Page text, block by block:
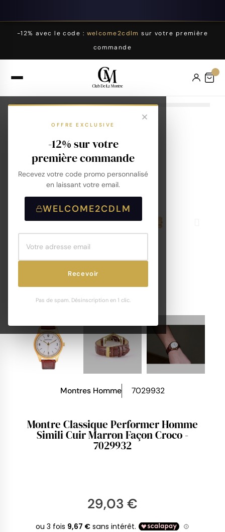
-12% avec le code : welcome2cdlm sur votre première
commande
OFFRE EXCLUSIVE
-12% sur votre
première commande
Recevez votre code promo personnalisé
en laissant votre email.
WELCOME2CDLM
Recevoir
Pas de spam. Désinscription en 1 clic.
Montres Homme 7029932
Montre Classique Performer Homme
Simili Cuir Marron Façon Croco -
7029932
29,03 €